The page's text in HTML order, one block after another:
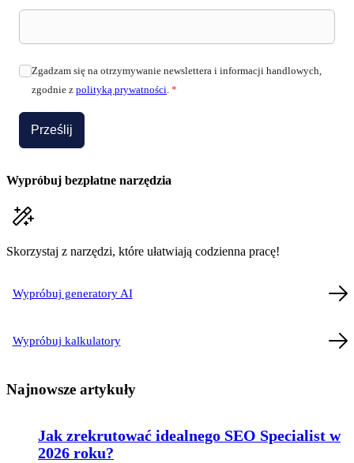
Zgadzam się na otrzymywanie newslettera i informacji handlowych,
zgodnie z polityką prywatności. *
Prześlij
Wypróbuj bezpłatne narzędzia
Skorzystaj z narzędzi, które ułatwiają codzienna pracę!
Wypróbuj generatory AI
Wypróbuj kalkulatory
Najnowsze artykuły
Jak zrekrutować idealnego SEO Specialist w
2026 roku?